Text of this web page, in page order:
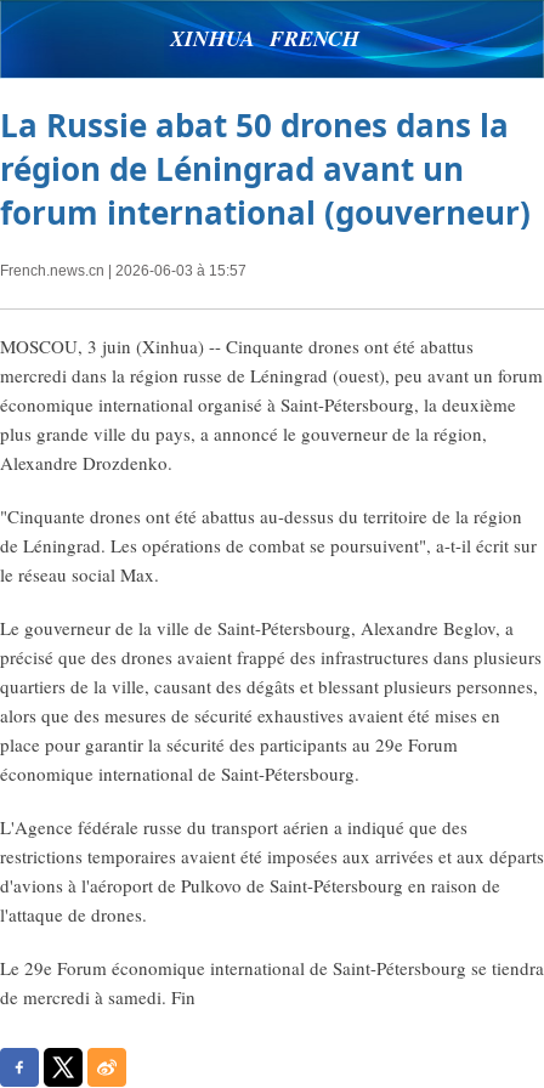
XINHUA FRENCH
La Russie abat 50 drones dans la
région de Léningrad avant un
forum international (gouverneur)
French.news.cn | 2026-06-03 à 15:57
MOSCOU, 3 juin (Xinhua) -- Cinquante drones ont été abattus
mercredi dans la région russe de Léningrad (ouest), peu avant un forum
économique international organisé à Saint-Pétersbourg, la deuxième
plus grande ville du pays, a annoncé le gouverneur de la région,
Alexandre Drozdenko.
"Cinquante drones ont été abattus au-dessus du territoire de la région
de Léningrad. Les opérations de combat se poursuivent", a-t-il écrit sur
le réseau social Max.
Le gouverneur de la ville de Saint-Pétersbourg, Alexandre Beglov, a
précisé que des drones avaient frappé des infrastructures dans plusieurs
quartiers de la ville, causant des dégâts et blessant plusieurs personnes,
alors que des mesures de sécurité exhaustives avaient été mises en
place pour garantir la sécurité des participants au 29e Forum
économique international de Saint-Pétersbourg.
L'Agence fédérale russe du transport aérien a indiqué que des
restrictions temporaires avaient été imposées aux arrivées et aux départs
d'avions à l'aéroport de Pulkovo de Saint-Pétersbourg en raison de
l'attaque de drones.
Le 29e Forum économique international de Saint-Pétersbourg se tiendra
de mercredi à samedi. Fin